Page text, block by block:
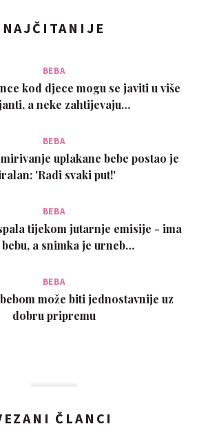
NAJČITANIJE
BEBA
kod djece mogu se javiti u više
a neke zahtijevaju…
BEBA
uplakane bebe postao je
'Radi svaki put!'
BEBA
tijekom jutarnje emisije - ima
a snimka je urneb…
BEBA
može biti jednostavnije uz
dobru pripremu
ČLANCI